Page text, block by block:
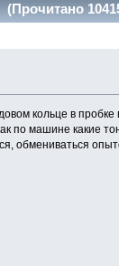
кольце в
по машине какие
обмениваться